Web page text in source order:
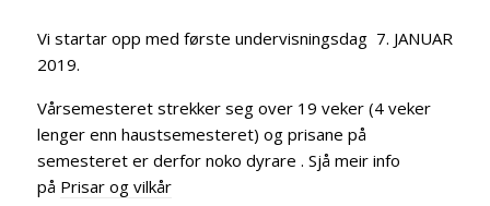
Vi startar opp med første undervisningsdag 7. JANUAR
2019.
Vårsemesteret strekker seg over 19 veker (4 veker
lenger enn haustsemesteret) og prisane på
semesteret er derfor noko dyrare . Sjå meir info
på Prisar og vilkår